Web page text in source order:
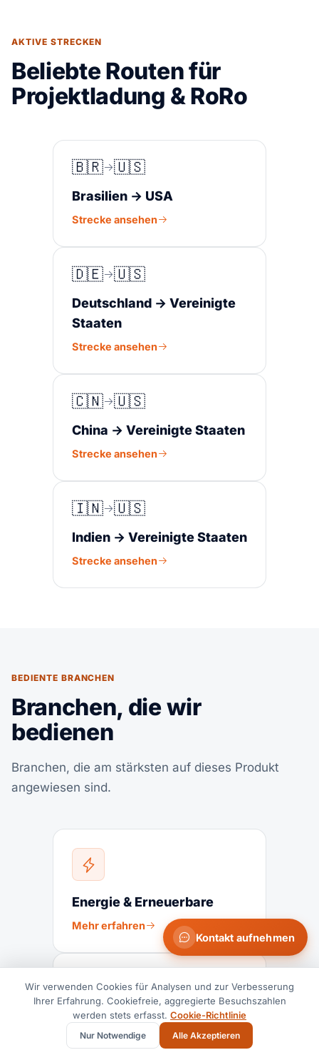
AKTIVE STRECKEN
Beliebte Routen für
Projektladung & RoRo
🇧🇷 🇺🇸
Brasilien → USA
Strecke ansehen
🇩🇪 🇺🇸
Deutschland → Vereinigte
Staaten
Strecke ansehen
🇨🇳 🇺🇸
China → Vereinigte Staaten
Strecke ansehen
🇮🇳 🇺🇸
Indien → Vereinigte Staaten
Strecke ansehen
BEDIENTE BRANCHEN
Branchen, die wir
bedienen
Branchen, die am stärksten auf dieses Produkt
angewiesen sind.
Energie & Erneuerbare
Mehr erfahren
Industriemaschinen
Mehr erfahren
Kontakt aufnehmen
Wir verwenden Cookies für Analysen und zur Verbesserung
Ihrer Erfahrung. Cookiefreie, aggregierte Besuchszahlen
werden stets erfasst. Cookie-Richtlinie
Nur Notwendige Alle Akzeptieren